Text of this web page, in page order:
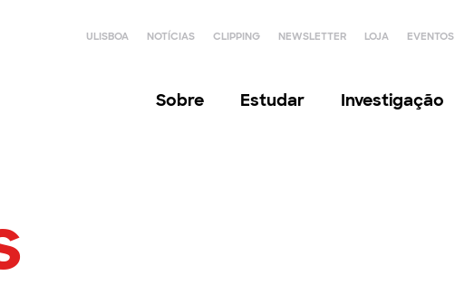
ULISBOA NOTÍCIAS CLIPPING NEWSLETTER LOJA EVENTOS
Sobre Estudar Investigação